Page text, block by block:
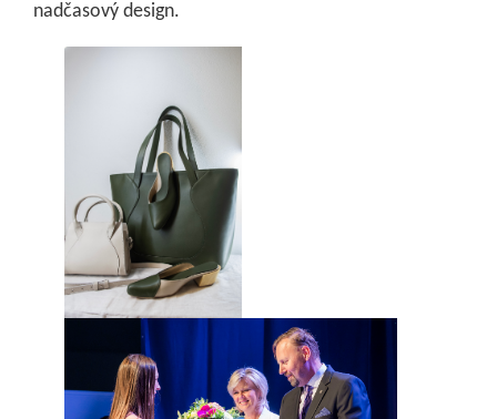
nadčasový design.